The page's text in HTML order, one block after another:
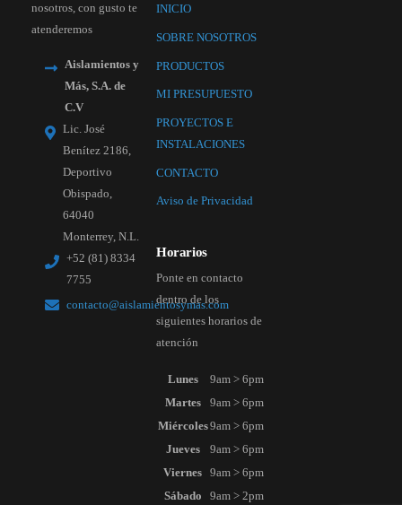
nosotros, con gusto te
atenderemos
Aislamientos y
Más, S.A. de
C.V
Lic. José
Benítez 2186,
Deportivo
Obispado,
64040
Monterrey, N.L.
+52 (81) 8334
7755
contacto@aislamientosymas.com
INICIO
SOBRE NOSOTROS
PRODUCTOS
MI PRESUPUESTO
PROYECTOS E
INSTALACIONES
CONTACTO
Aviso de Privacidad
Horarios
Ponte en contacto
dentro de los
siguientes horarios de
atención
Lunes
9am > 6pm
Martes
9am > 6pm
Miércoles9am > 6pm
Jueves
9am > 6pm
Viernes
9am > 6pm
Sábado
9am > 2pm